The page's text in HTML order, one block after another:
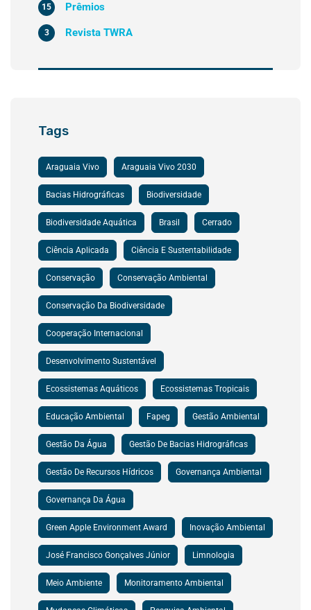
Prêmios
15
Revista TWRA
3
Tags
Araguaia Vivo Araguaia Vivo 2030
Bacias Hidrográficas Biodiversidade
Biodiversidade Aquática Brasil Cerrado
Ciência Aplicada Ciência E Sustentabilidade
Conservação Conservação Ambiental
Conservação Da Biodiversidade
Cooperação Internacional
Desenvolvimento Sustentável
Ecossistemas Aquáticos Ecossistemas Tropicais
Educação Ambiental Fapeg Gestão Ambiental
Gestão Da Água Gestão De Bacias Hidrográficas
Gestão De Recursos Hídricos Governança Ambiental
Governança Da Água
Green Apple Environment Award Inovação Ambiental
José Francisco Gonçalves Júnior Limnologia
Meio Ambiente Monitoramento Ambiental